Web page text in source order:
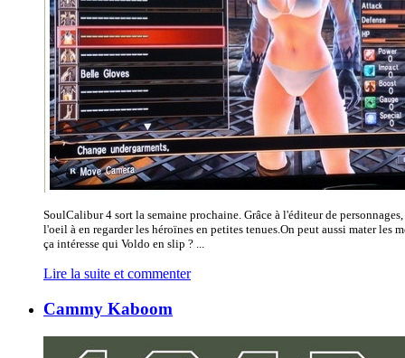
SoulCalibur 4 sort la semaine prochaine. Grâce à l'éditeur de
l'oeil à en regarder les héroïnes en petites tenues.On peut aussi mater les
ça intéresse qui Voldo en slip ? ...
Lire la suite et commenter
Cammy Kaboom